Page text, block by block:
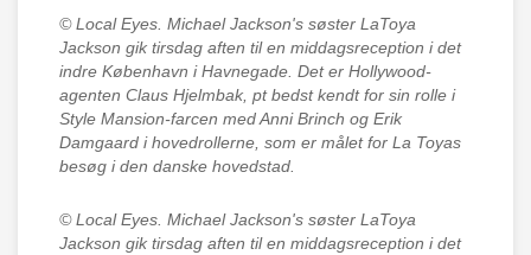
© Local Eyes. Michael Jackson's søster LaToya
Jackson gik tirsdag aften til en middagsreception i det
indre København i Havnegade. Det er Hollywood-
agenten Claus Hjelmbak, pt bedst kendt for sin rolle i
Style Mansion-farcen med Anni Brinch og Erik
Damgaard i hovedrollerne, som er målet for La Toyas
besøg i den danske hovedstad.
© Local Eyes. Michael Jackson's søster LaToya
Jackson gik tirsdag aften til en middagsreception i det